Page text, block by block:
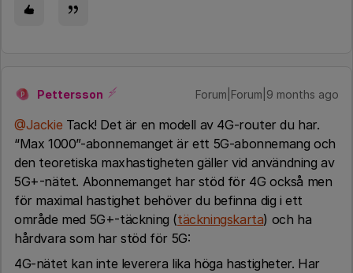
P Pettersson Forum|Forum|9 months ago
@JackieTack! Det är en modell av 4G-router du har.
“Max 1000”-abonnemanget är ett 5G-abonnemang och
den teoretiska maxhastigheten gäller vid användning av
5G+-nätet. Abonnemanget har stöd för 4G också men
för maximal hastighet behöver du befinna dig i ett
område med 5G+-täckning (täckningskarta) och ha
hårdvara som har stöd för 5G:
4G-nätet kan inte leverera lika höga hastigheter. Har